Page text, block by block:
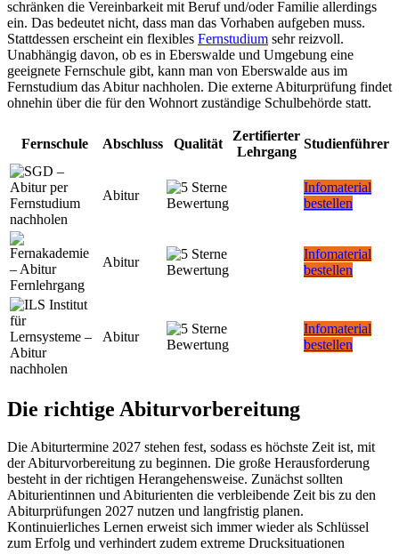
schränken die Vereinbarkeit mit Beruf und/oder Familie allerdings
ein. Das bedeutet nicht, dass man das Vorhaben aufgeben muss.
Stattdessen erscheint ein flexibles Fernstudium sehr reizvoll.
Unabhängig davon, ob es in Eberswalde und Umgebung eine
geeignete Fernschule gibt, kann man von Eberswalde aus im
Fernstudium das Abitur nachholen. Die externe Abiturprüfung findet
ohnehin über die für den Wohnort zuständige Schulbehörde statt.
Fernschule Abschluss Qualität
Zertifierter
Lehrgang
Studienführer
Abitur
Infomaterial
bestellen
Abitur
Infomaterial
bestellen
Abitur
Infomaterial
bestellen
Die richtige Abiturvorbereitung
Die Abiturtermine 2027 stehen fest, sodass es höchste Zeit ist, mit
der Abiturvorbereitung zu beginnen. Die große Herausforderung
besteht in der richtigen Herangehensweise. Zunächst sollten
Abiturientinnen und Abiturienten die verbleibende Zeit bis zu den
Abiturprüfungen 2027 nutzen und langfristig planen.
Kontinuierliches Lernen erweist sich immer wieder als Schlüssel
zum Erfolg und verhindert zudem extreme Drucksituationen